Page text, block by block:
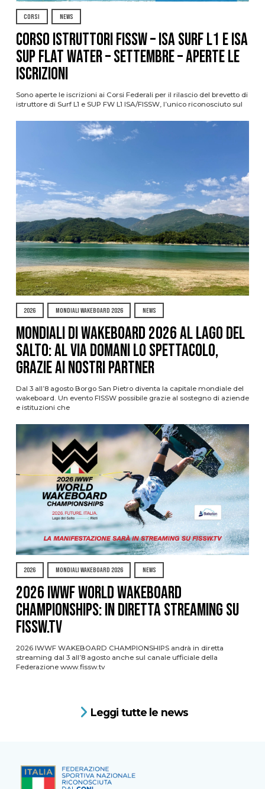
CORSI NEWS
CORSO ISTRUTTORI FISSW – ISA SURF L1 e ISA
SUP Flat Water – SETTEMBRE – APERTE LE
ISCRIZIONI
Sono aperte le iscrizioni ai Corsi Federali per il rilascio del brevetto di
istruttore di Surf L1 e SUP FW L1 ISA/FISSW, l’unico riconosciuto sul
2026 MONDIALI WAKEBOARD 2026 NEWS
Mondiali di Wakeboard 2026 al Lago del
Salto: al via domani lo spettacolo,
grazie ai nostri Partner
Dal 3 all’8 agosto Borgo San Pietro diventa la capitale mondiale del
wakeboard. Un evento FISSW possibile grazie al sostegno di aziende
e istituzioni che
2026 MONDIALI WAKEBOARD 2026 NEWS
2026 IWWF WORLD WAKEBOARD
CHAMPIONSHIPS: IN DIRETTA STREAMING SU
FISSW.TV
2026 IWWF WAKEBOARD CHAMPIONSHIPS andrà in diretta
streaming dal 3 all’8 agosto anche sul canale ufficiale della
Federazione www.fissw.tv
Leggi tutte le news